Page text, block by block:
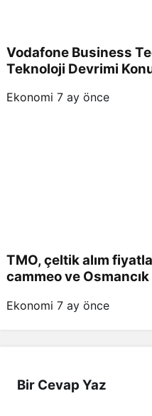
Vodafone Business
Teknoloji Devrimi
Ekonomi 7 ay önce
TMO, çeltik alım
cammeo ve
Ekonomi 7 ay önce
Bir Cevap Yaz